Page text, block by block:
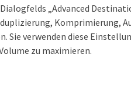
„Advanced
Komprimierung,
Sie verwenden diese
zu maximieren.